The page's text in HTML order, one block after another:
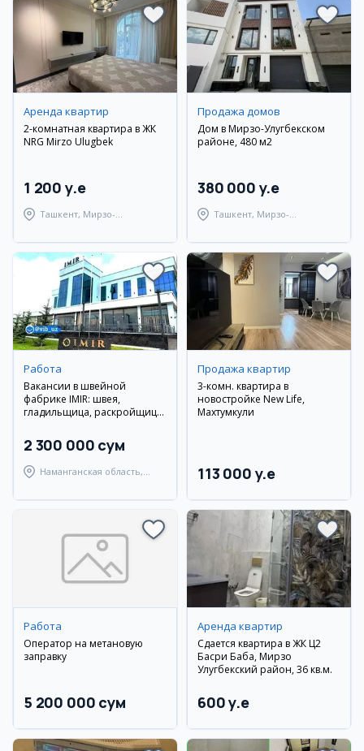
Аренда квартир
2-комнатная квартира в ЖК
NRG Mirzo Ulugbek
1 200 y.e
Ташкент, Мирзо-
Продажа домов
Дом в Мирзо-Улугбекском
районе, 480 м2
380 000 y.e
Ташкент, Мирзо-
Работа
Вакансии в швейной
фабрике IMIR: швея,
гладильщица, раскройщица,
2 300 000 сум
Наманганская область,
Продажа квартир
3-комн. квартира в
новостройке New Life,
Махтумкули
113 000 y.e
Работа
Оператор на метановую
заправку
5 200 000 сум
Аренда квартир
Сдается квартира в ЖК Ц2
Басри Баба, Мирзо
Улугбекский район, 36 кв.м.
600 y.e